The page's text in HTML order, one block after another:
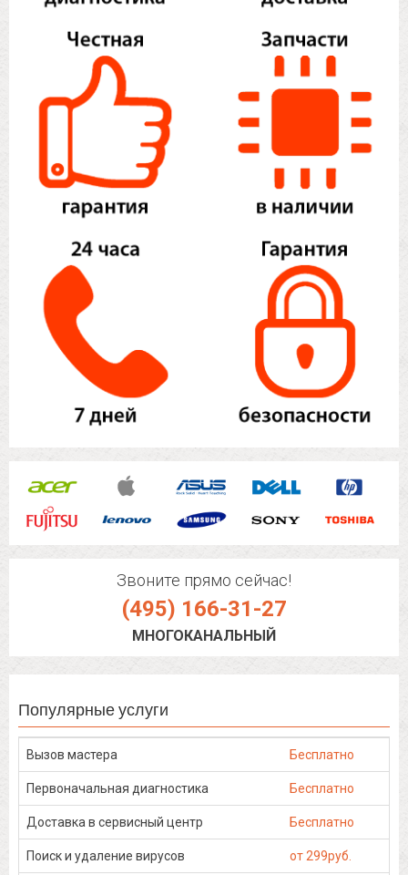
Звоните прямо сейчас!
(495) 166-31-27
МНОГОКАНАЛЬНЫЙ
Популярные услуги
Вызов мастера Бесплатно
Первоначальная диагностика Бесплатно
Доставка в сервисный центр Бесплатно
Поиск и удаление вирусов от 299руб.